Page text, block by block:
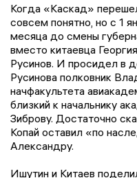
Когда «Каскад»
совсем понятно, но с 1
месяца до смены
вместо китаевца
Русинов. И просидел в
Русинова полковник
начфакультета
близкий к начальнику
Зиброву. Достаточно
Копай оставил «по
Александру.
Ишутин и Китаев